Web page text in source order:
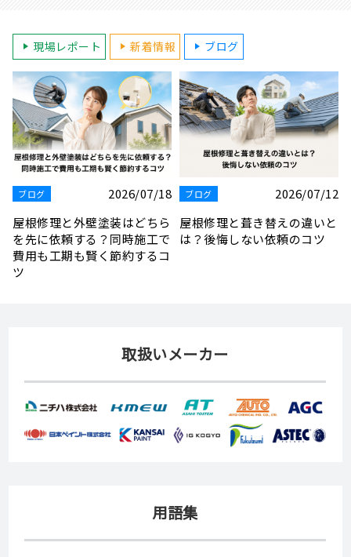
現場レポート 新着情報 ブログ
ブログ
2026/08/06
板金屋の屋根修理で安心解
決！症状別対策や費用相場を
わかりやすく解説
ブログ
2026/07/30
志木市で屋根修理を依頼した
い！失敗しない工法選びと見
取扱いメーカー
用語集